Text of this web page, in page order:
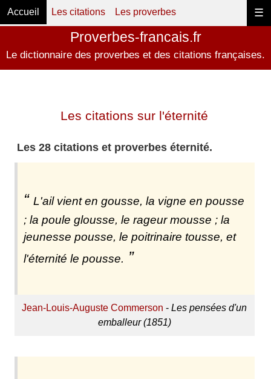
☰
Accueil Les citations Les proverbes
Proverbes-francais.fr
Le dictionnaire des proverbes et des citations françaises.
Les citations sur l'éternité
Les 28 citations et proverbes éternité.
L'ail vient en gousse, la vigne en pousse
; la poule glousse, le rageur mousse ; la
jeunesse pousse, le poitrinaire tousse, et
l'éternité le pousse.
Jean-Louis-Auguste Commerson -Les pensées d'un
emballeur (1851)